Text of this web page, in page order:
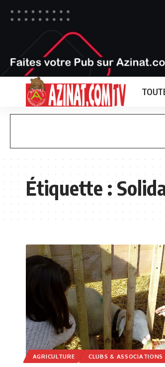
Étiquette :
AGRICULTURE CLUBS & ASSOCIATIONS